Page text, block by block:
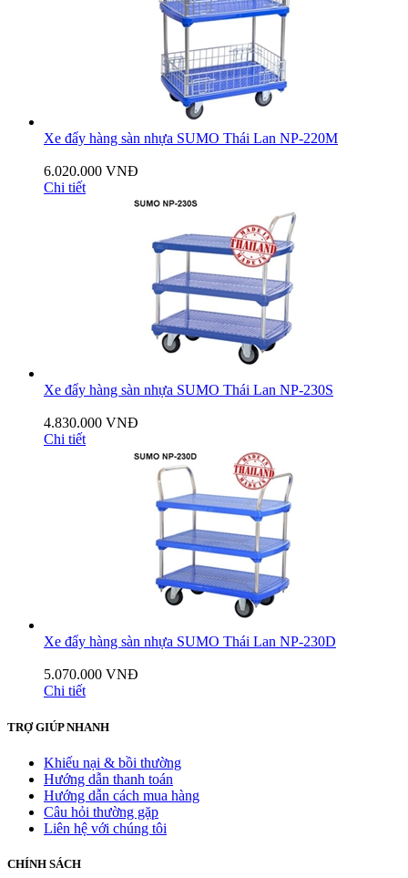
Xe đẩy hàng sàn nhựa SUMO Thái Lan NP-220M
6.020.000 VNĐ
Chi tiết
Xe đẩy hàng sàn nhựa SUMO Thái Lan NP-230S
4.830.000 VNĐ
Chi tiết
Xe đẩy hàng sàn nhựa SUMO Thái Lan NP-230D
5.070.000 VNĐ
Chi tiết
TRỢ GIÚP NHANH
Khiếu nại & bồi thường
Hướng dẫn thanh toán
Hướng dẫn cách mua hàng
Câu hỏi thường gặp
Liên hệ với chúng tôi
CHÍNH SÁCH